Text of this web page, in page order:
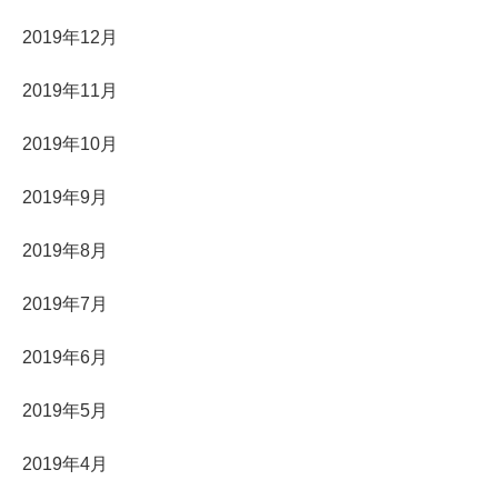
2019年12月
2019年11月
2019年10月
2019年9月
2019年8月
2019年7月
2019年6月
2019年5月
2019年4月